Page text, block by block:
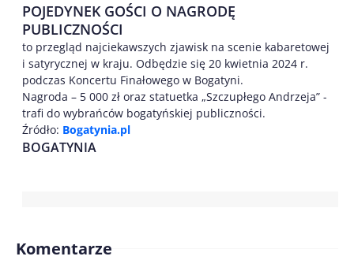
POJEDYNEK GOŚCI O NAGRODĘ
PUBLICZNOŚCI
to przegląd najciekawszych zjawisk na scenie kabaretowej
i satyrycznej w kraju. Odbędzie się 20 kwietnia 2024 r.
podczas Koncertu Finałowego w Bogatyni.
Nagroda – 5 000 zł oraz statuetka „Szczupłego Andrzeja” -
trafi do wybrańców bogatyńskiej publiczności.
Źródło: Bogatynia.pl
BOGATYNIA
Komentarze